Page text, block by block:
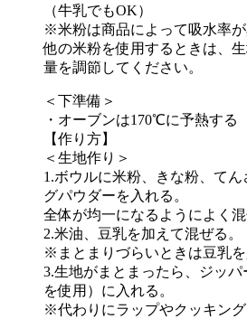
（牛乳でもOK）
※米粉は商品によって吸水率が
他の米粉を使用するときは、
量を調節してください。
＜下準備＞
・オーブンは170℃に予熱する
【作り方】
＜生地作り＞
1.ボウルに米粉、きな粉、て
グパウダーを入れる。
全体が均一になるようによく混
2.米油、豆乳を加えて混ぜる。
※まとまりづらいときは豆乳を
3.生地がまとまったら、ジッ
を使用）に入れる。
※代わりにラップやクッキン